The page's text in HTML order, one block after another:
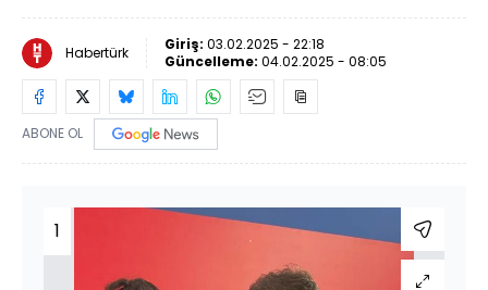
Habertürk Giriş: 03.02.2025 - 22:18
Güncelleme: 04.02.2025 - 08:05
ABONE OL
1